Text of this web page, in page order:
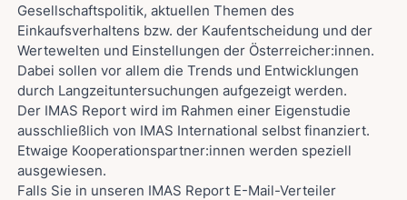
Gesellschaftspolitik, aktuellen Themen des
Einkaufsverhaltens bzw. der Kaufentscheidung und der
Wertewelten und Einstellungen der Österreicher:innen.
Dabei sollen vor allem die Trends und Entwicklungen
durch Langzeituntersuchungen aufgezeigt werden.
Der IMAS Report wird im Rahmen einer Eigenstudie
ausschließlich von IMAS International selbst finanziert.
Etwaige Kooperationspartner:innen werden speziell
ausgewiesen.
Falls Sie in unseren IMAS Report E-Mail-Verteiler